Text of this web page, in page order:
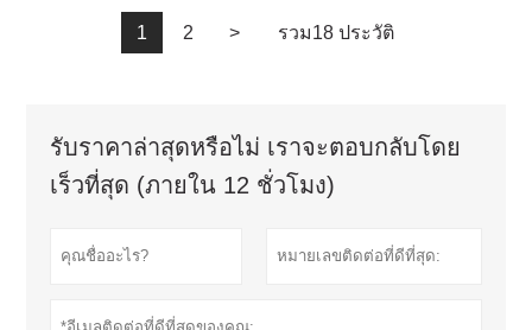
1 2 > รวม18 ประวัติ
รับราคาล่าสุดหรือไม่ เราจะตอบกลับโดย
เร็วที่สุด (ภายใน 12 ชั่วโมง)